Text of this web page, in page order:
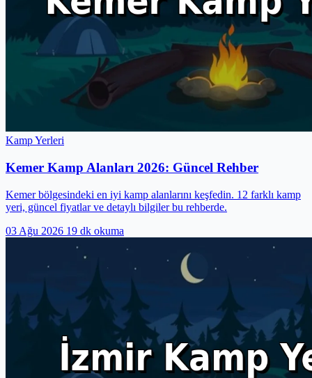
Kamp Yerleri
Kemer Kamp Alanları 2026: Güncel Rehber
Kemer bölgesindeki en iyi kamp alanlarını keşfedin. 12 farklı kamp
yeri, güncel fiyatlar ve detaylı bilgiler bu rehberde.
03 Ağu 2026 19 dk okuma